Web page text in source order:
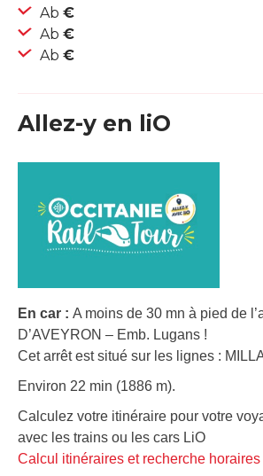
Ab €
Ab €
Ab €
Allez-y en liO
En car : A moins de 30 mn à pied de
D’AVEYRON – Emb. Lugans !
Cet arrêt est situé sur les lignes :
Environ 22 min (1886 m).
Calculez votre itinéraire pour votre
avec les trains ou les cars LiO
Calcul itinéraires et recherche horaires